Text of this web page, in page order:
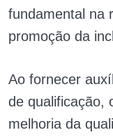
fundamental na
promoção da
Ao fornecer
de qualificação,
melhoria da